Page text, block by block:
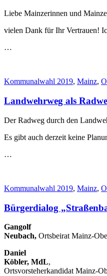
Liebe Mainzerinnen und
vielen Dank für Ihr Vertrauen!
…
Kommunalwahl 2019, Mainz,
Landwehrweg als
Der Radweg durch den
Es gibt auch derzeit keine
…
Kommunalwahl 2019, Mainz,
Bürgerdialog
Gangolf
Neubach, Ortsbeirat Mainz-
Daniel
Köbler, MdL,
Ortsvorsteherkandidat Mainz-